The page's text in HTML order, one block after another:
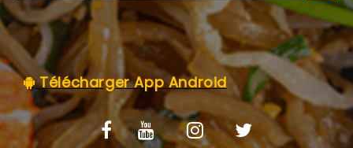
Télécharger App Android